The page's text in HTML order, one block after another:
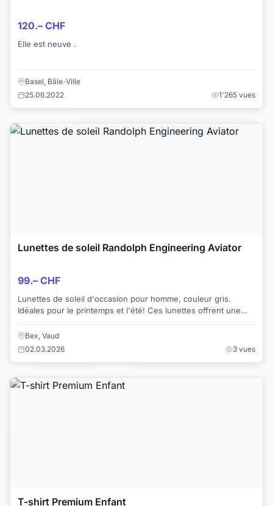
120.– CHF
Elle est neuve .
Basel, Bâle-Ville
25.06.2022
1'265 vues
Lunettes de soleil Randolph Engineering Aviator
99.– CHF
Lunettes de soleil d'occasion pour homme, couleur gris.
Idéales pour le printemps et l'été! Ces lunettes offrent une
Bex, Vaud
02.03.2026
3 vues
T-shirt Premium Enfant